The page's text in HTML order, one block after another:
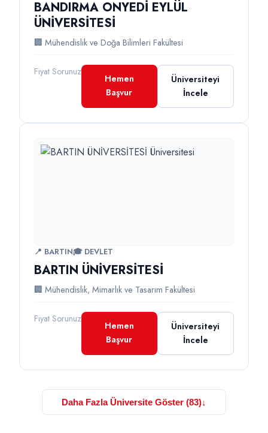
BANDIRMA ONYEDİ EYLÜL
ÜNİVERSİTESİ
🏢 Mühendislik ve Doğa Bilimleri Fakültesi
Fiyat Sorunuz
Hemen
Başvur
Üniversiteyi
İncele
📍 BARTIN🎓 DEVLET
BARTIN ÜNİVERSİTESİ
🏢 Mühendislik, Mimarlık ve Tasarım Fakültesi
Fiyat Sorunuz
Hemen
Başvur
Üniversiteyi
İncele
Daha Fazla Üniversite Göster (83)↓